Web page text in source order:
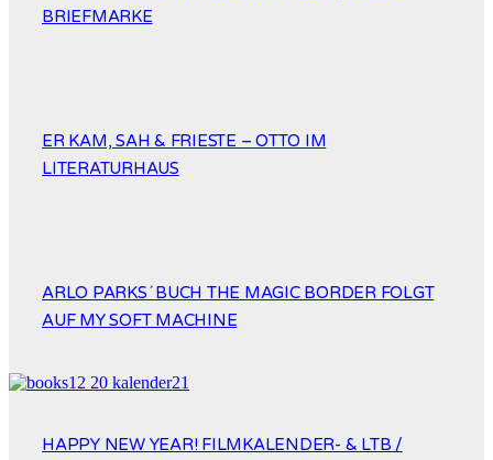
BRIEFMARKE
ER KAM, SAH & FRIESTE – OTTO IM
LITERATURHAUS
ARLO PARKS´ BUCH THE MAGIC BORDER FOLGT
AUF MY SOFT MACHINE
HAPPY NEW YEAR! FILMKALENDER- & LTB /